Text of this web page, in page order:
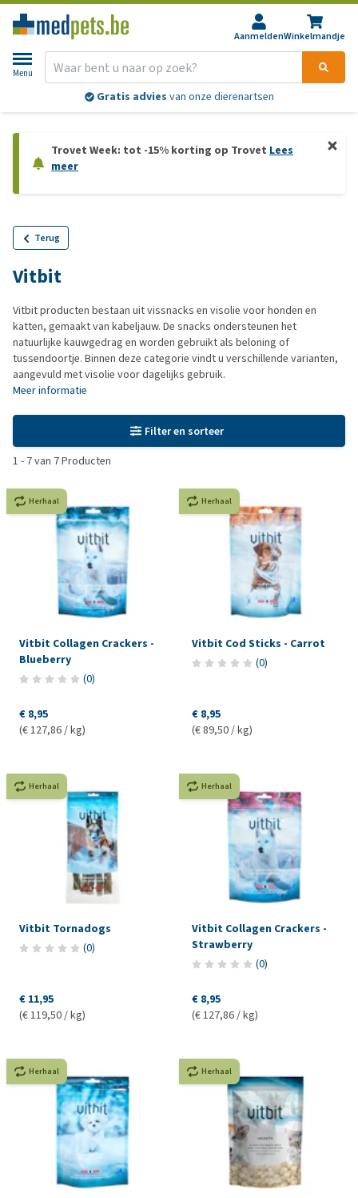
AanmeldenWinkelmandje
Menu
Gratis advies van onze dierenartsen
Trovet Week: tot -15% korting op Trovet Lees
meer
Terug
Vitbit
Vitbit producten bestaan uit vissnacks en visolie voor honden en
katten, gemaakt van kabeljauw. De snacks ondersteunen het
natuurlijke kauwgedrag en worden gebruikt als beloning of
tussendoortje. Binnen deze categorie vindt u verschillende varianten,
aangevuld met visolie voor dagelijks gebruik.
Meer informatie
Filter en sorteer
1 - 7van 7Producten
Herhaal
Vitbit Collagen Crackers -
Blueberry
(0)
€ 8,95
(€ 127,86 / kg)
Herhaal
Vitbit Cod Sticks - Carrot
(0)
€ 8,95
(€ 89,50 / kg)
Herhaal
Vitbit Tornadogs
(0)
€ 11,95
(€ 119,50 / kg)
Herhaal
Vitbit Collagen Crackers -
Strawberry
(0)
€ 8,95
(€ 127,86 / kg)
Herhaal Herhaal